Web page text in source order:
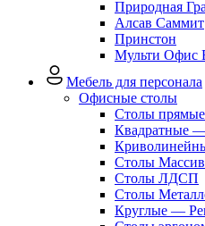
Природная
Алсав Саммит
Принстон
Мульти Офис
Мебель для персонала
Офисные столы
Столы прямые
Квадратные —
Столы Массив
Столы ЛДСП
Столы
Круглые —